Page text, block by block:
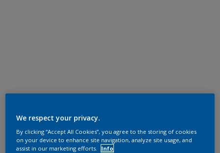
We respect your privacy.
By clicking “Accept All Cookies”, you agree to the storing of cookies
on your device to enhance site navigation, analyze site usage, and
assist in our marketing efforts.
Info